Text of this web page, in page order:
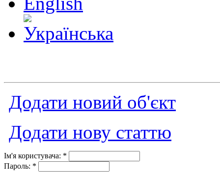
Додати новий об'єкт
Додати нову статтю
Ім'я користувача: *
Пароль: *